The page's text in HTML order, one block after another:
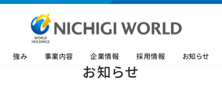
強み 事業内容 企業情報 採用情報 お知らせ
お知らせ